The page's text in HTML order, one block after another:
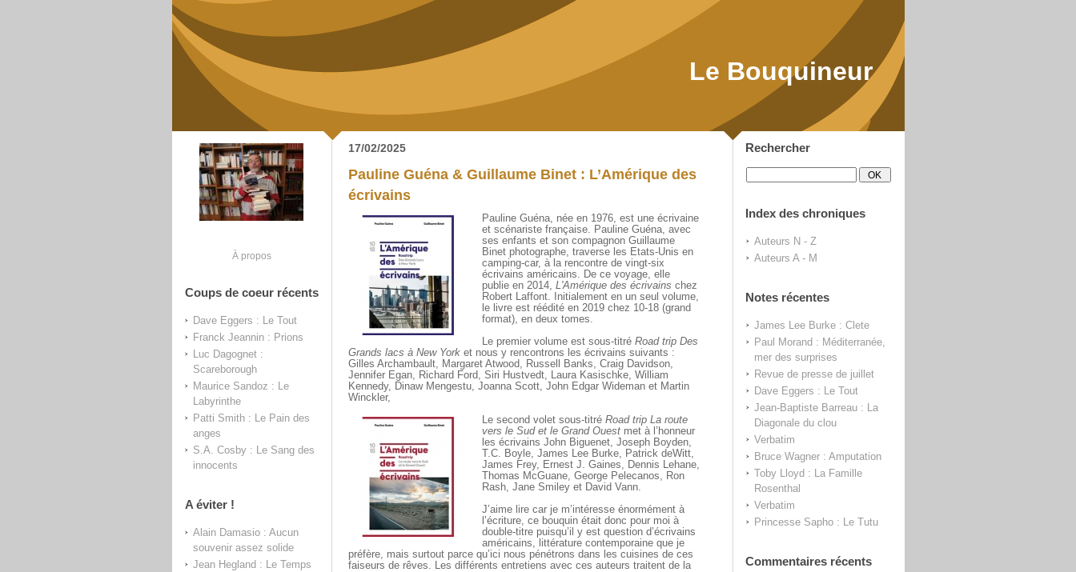
Le Bouquineur
À propos
Coups de coeur récents
Dave Eggers : Le Tout
Franck Jeannin : Prions
Luc Dagognet :
Scareborough
Maurice Sandoz : Le
Labyrinthe
Patti Smith : Le Pain des
anges
S.A. Cosby : Le Sang des
innocents
A éviter !
Alain Damasio : Aucun
souvenir assez solide
Jean Hegland : Le Temps
Rechercher
Index des chroniques
Auteurs N - Z
Auteurs A - M
Notes récentes
James Lee Burke : Clete
Paul Morand : Méditerranée,
mer des surprises
Revue de presse de juillet
Dave Eggers : Le Tout
Jean-Baptiste Barreau : La
Diagonale du clou
Verbatim
Bruce Wagner : Amputation
Toby Lloyd : La Famille
Rosenthal
Verbatim
Princesse Sapho : Le Tutu
Commentaires récents
17/02/2025
Pauline Guéna & Guillaume Binet : L’Amérique des
écrivains
Pauline Guéna, née en 1976, est une écrivaine
et scénariste française. Pauline Guéna, avec
ses enfants et son compagnon Guillaume
Binet photographe, traverse les Etats-Unis en
camping-car, à la rencontre de vingt-six
écrivains américains. De ce voyage, elle
publie en 2014,L'Amérique des écrivains chez
Robert Laffont. Initialement en un seul volume,
le livre est réédité en 2019 chez 10-18 (grand
format), en deux tomes.
Le premier volume est sous-titréRoad trip Des
Grands lacs à New Yorket nous y rencontrons les écrivains suivants :
Gilles Archambault, Margaret Atwood, Russell Banks, Craig Davidson,
Jennifer Egan, Richard Ford, Siri Hustvedt, Laura Kasischke, William
Kennedy, Dinaw Mengestu, Joanna Scott, John Edgar Wideman et Martin
Winckler,
Le second volet sous-titréRoad trip La route
vers le Sud et le Grand Ouest met à l’honneur
les écrivains John Biguenet, Joseph Boyden,
T.C. Boyle, James Lee Burke, Patrick deWitt,
James Frey, Ernest J. Gaines, Dennis Lehane,
Thomas McGuane, George Pelecanos, Ron
Rash, Jane Smiley et David Vann.
J’aime lire car je m’intéresse énormément à
l’écriture, ce bouquin était donc pour moi à
double-titre puisqu’il y est question d’écrivains
américains, littérature contemporaine que je
préfère, mais surtout parce qu’ici nous pénétrons dans les cuisines de ces
faiseurs de rêves. Les différents entretiens avec ces auteurs traitent de la